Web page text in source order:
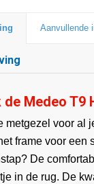
Aanvullende
de Medeo T9
metgezel voor al
frame voor een
De
in de rug. De